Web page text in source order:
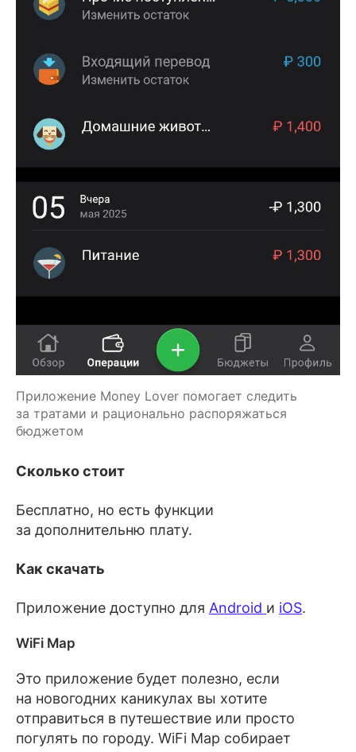
Приложение Money Lover помогает следить
за тратами и рационально распоряжаться
бюджетом
Сколько стоит
Бесплатно, но есть функции
за дополнительню плату.
Как скачать
Приложение доступно для Android и iOS.
WiFi Map
Это приложение будет полезно, если
на новогодних каникулах вы хотите
отправиться в путешествие или просто
погулять по городу. WiFi Map собирает